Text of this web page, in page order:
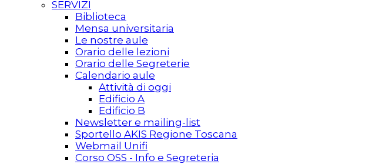
SERVIZI
Biblioteca
Mensa universitaria
Le nostre aule
Orario delle lezioni
Orario delle Segreterie
Calendario aule
Attività di oggi
Edificio A
Edificio B
Newsletter e mailing-list
Sportello AKIS Regione Toscana
Webmail Unifi
Corso OSS - Info e Segreteria